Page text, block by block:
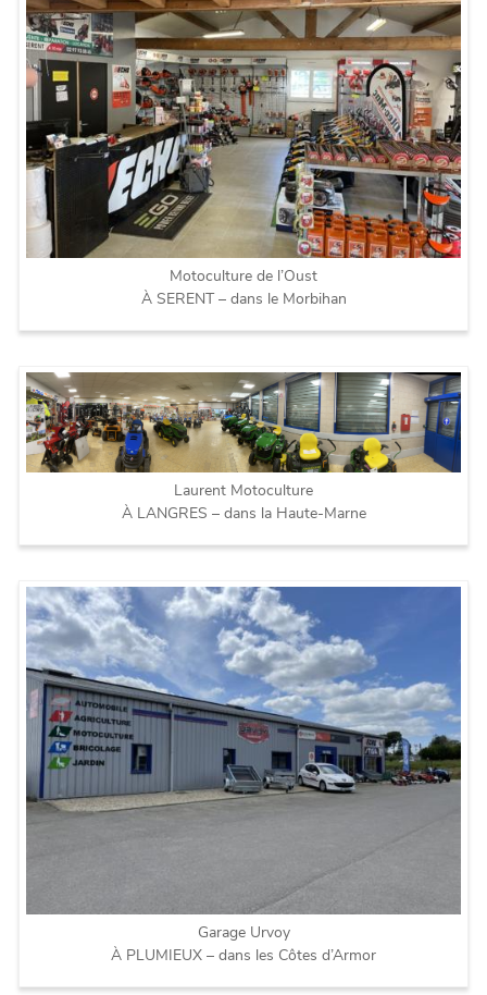
Motoculture de l’Oust
À SERENT – dans le Morbihan
Laurent Motoculture
À LANGRES – dans la Haute-Marne
Garage Urvoy
À PLUMIEUX – dans les Côtes d’Armor